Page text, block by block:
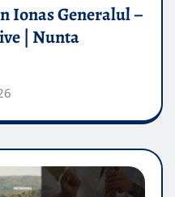
Ionas Generalul –
| Nunta